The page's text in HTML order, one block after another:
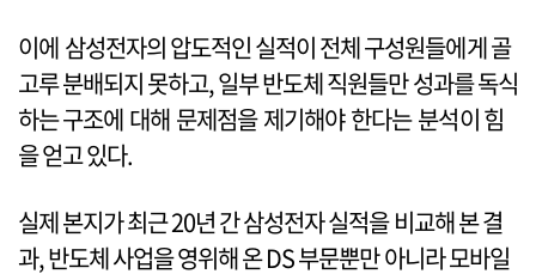
이에 삼성전자의 압도적인 실적이 전체 구성원들에게 골
고루 분배되지 못하고, 일부 반도체 직원들만 성과를 독식
하는 구조에 대해 문제점을 제기해야 한다는 분석이 힘
을 얻고 있다.
실제 본지가 최근 20년 간 삼성전자 실적을 비교해 본 결
과, 반도체 사업을 영위해 온 DS 부문뿐만 아니라 모바일